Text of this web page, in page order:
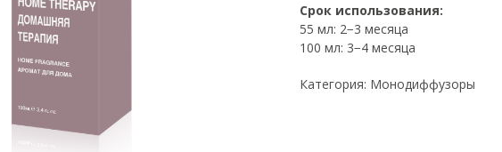
Срок использования:
55 мл: 2−3 месяца
100 мл: 3−4 месяца
Категория: Монодиффузоры